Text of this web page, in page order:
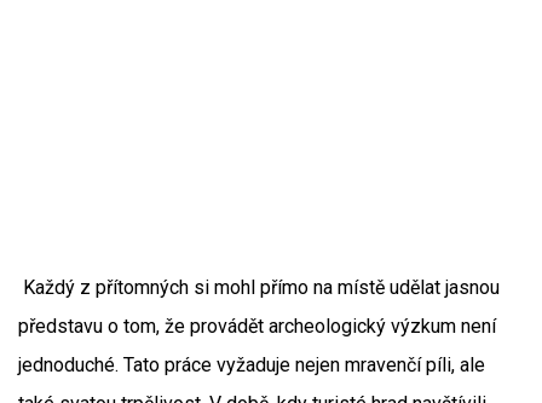
Každý z přítomných si mohl přímo na místě udělat jasnou
představu o tom, že provádět archeologický výzkum není
jednoduché. Tato práce vyžaduje nejen mravenčí píli, ale